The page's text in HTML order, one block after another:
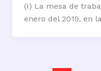
(I) La mesa de
enero del 2019, en